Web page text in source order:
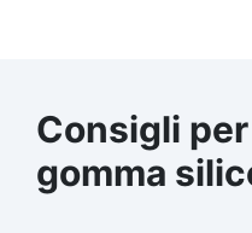
Consigli
gomma